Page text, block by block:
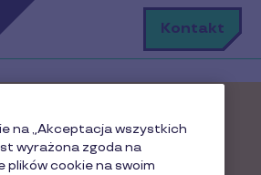
Kontakt
firmy
na „Akceptacja wszystkich
wyrażona zgoda na
plików cookie na swoim